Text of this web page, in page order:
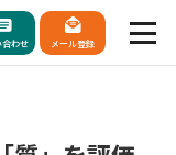
合わせ メール登録